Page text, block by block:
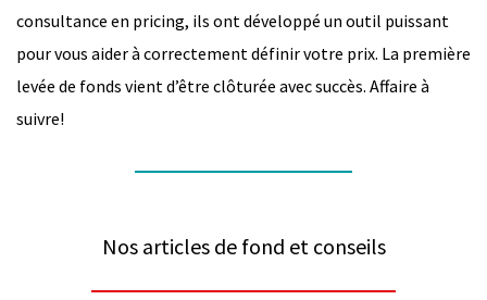
consultance en pricing, ils ont développé un outil puissant
pour vous aider à correctement définir votre prix. La première
levée de fonds vient d’être clôturée avec succès. Affaire à
suivre!
Nos articles de fond et conseils